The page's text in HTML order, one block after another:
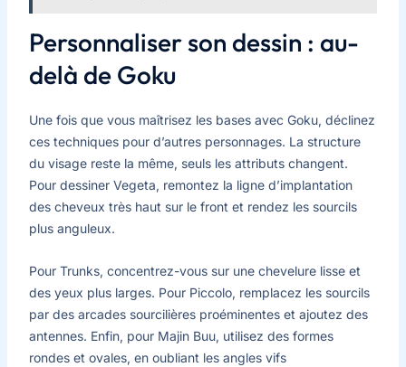
Personnaliser son dessin : au-
delà de Goku
Une fois que vous maîtrisez les bases avec Goku, déclinez
ces techniques pour d’autres personnages. La structure
du visage reste la même, seuls les attributs changent.
Pour dessiner Vegeta, remontez la ligne d’implantation
des cheveux très haut sur le front et rendez les sourcils
plus anguleux.
Pour Trunks, concentrez-vous sur une chevelure lisse et
des yeux plus larges. Pour Piccolo, remplacez les sourcils
par des arcades sourcilières proéminentes et ajoutez des
antennes. Enfin, pour Majin Buu, utilisez des formes
rondes et ovales, en oubliant les angles vifs